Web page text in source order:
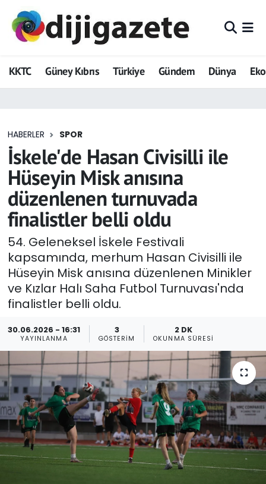
KKTC Güney Kıbrıs Türkiye Gündem Dünya
HABERLER SPOR
İskele'de Hasan Civisilli ile
Hüseyin Misk anısına
düzenlenen turnuvada
finalistler belli oldu
54. Geleneksel İskele Festivali
kapsamında, merhum Hasan Civisilli ile
Hüseyin Misk anısına düzenlenen Minikler
ve Kızlar Halı Saha Futbol Turnuvası'nda
finalistler belli oldu.
30.06.2026 - 16:31
YAYINLANMA
3
GÖSTERIM
2 DK
OKUNMA SÜRESI
ADVERTORIAL
Dijigazete
Eğitim
Ekonomi
Foto Galeri
GEZİ
Güncel
Gündem
KKTC YEREL SEÇİM 2018
Kültür Sanat
Magazin
Moda
Nöbetçi Eczaneler
Hava Durumu
Trafik Durumu
Tüm Manşetler
Son Dakika Haberleri
Haber Arşivi